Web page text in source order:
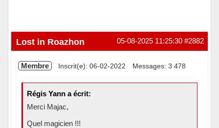
#2882
05-08-2025 11:25:30
Lost in Roazhon
Membre Inscrit(e): 06-02-2022 Messages: 3 478
Régis Yann a écrit:
Merci Majac,
Quel magicien !!!